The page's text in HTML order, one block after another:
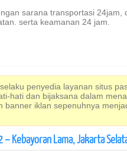
sarana transportasi 24jam,
serta keamanan 24 jam.
selaku penyedia layanan situs
hati dan bijaksana dalam
iklan sepenuhnya
Kebayoran Lama, Jakarta